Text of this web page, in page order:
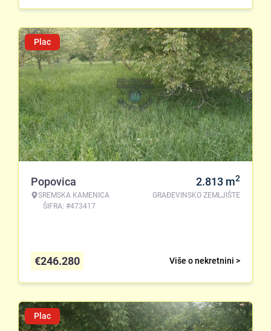
Plac
Popovica
SREMSKA KAMENICA
ŠIFRA: #473417
2.813 m2
GRAĐEVINSKO ZEMLJIŠTE
Više o nekretnini >
€246.280
Plac